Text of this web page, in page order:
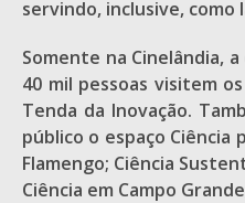
servindo, inclusive, como
Somente na Cinelândia,
40 mil pessoas visitem
Tenda da Inovação.
público o espaço Ciência
Flamengo; Ciência
Ciência em Campo